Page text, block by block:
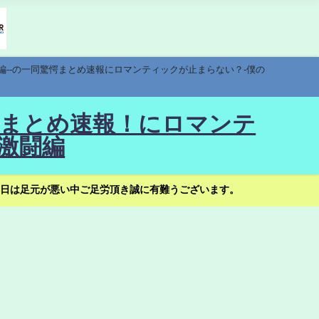
の一同驚愕まとめ速報にロマンティックが止まらない？-僕の
とめ速報！にロマンテ
闘編
足元が悪い中ご足労頂き誠に有難うございます。